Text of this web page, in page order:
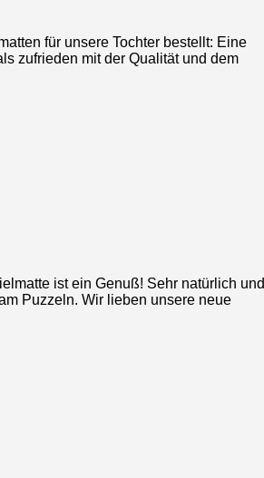
für unsere Tochter bestellt: Eine
zufrieden mit der Qualität und dem
ist ein Genuß! Sehr natürlich und
Puzzeln. Wir lieben unsere neue